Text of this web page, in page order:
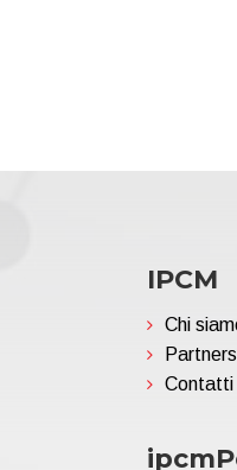
IPCM
Chi
Partners
Contatti